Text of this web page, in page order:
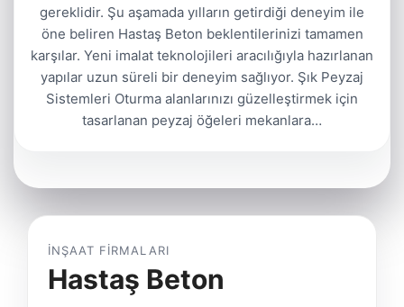
gereklidir. Şu aşamada yılların getirdiği deneyim ile
öne beliren Hastaş Beton beklentilerinizi tamamen
karşılar. Yeni imalat teknolojileri aracılığıyla hazırlanan
yapılar uzun süreli bir deneyim sağlıyor. Şık Peyzaj
Sistemleri Oturma alanlarınızı güzelleştirmek için
tasarlanan peyzaj öğeleri mekanlara…
İNŞAAT FIRMALARI
Hastaş Beton